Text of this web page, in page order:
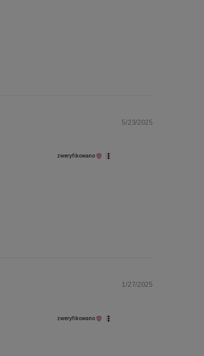
zweryfikowano
5/23/2025
zweryfikowano
1/27/2025